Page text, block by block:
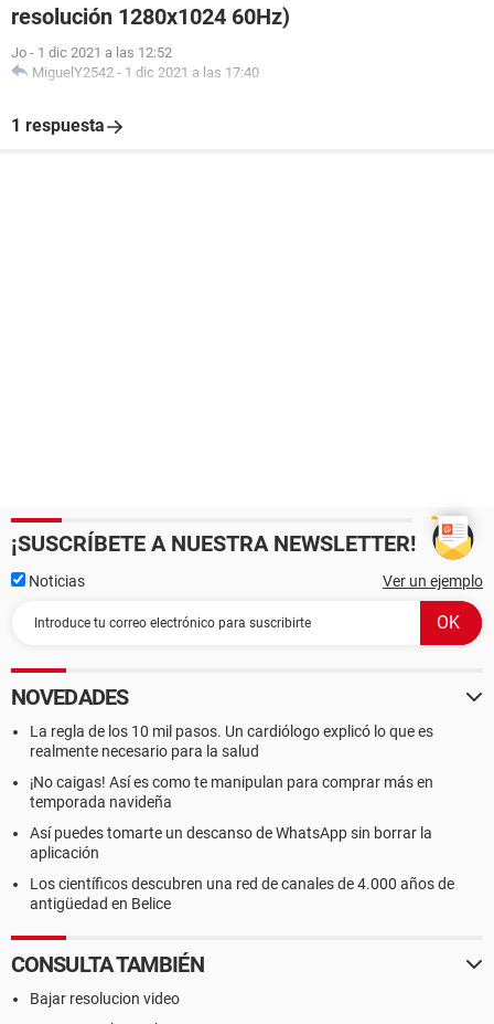
resolución 1280x1024 60Hz)
Jo - 1 dic 2021 a las 12:52
MiguelY2542 - 1 dic 2021 a las 17:40
1 respuesta
¡SUSCRÍBETE A NUESTRA NEWSLETTER!
Noticias Ver un ejemplo
NOVEDADES
La regla de los 10 mil pasos. Un cardiólogo explicó lo que es
realmente necesario para la salud
¡No caigas! Así es como te manipulan para comprar más en
temporada navideña
Así puedes tomarte un descanso de WhatsApp sin borrar la
aplicación
Los científicos descubren una red de canales de 4.000 años de
antigüedad en Belice
CONSULTA TAMBIÉN
Bajar resolucion video